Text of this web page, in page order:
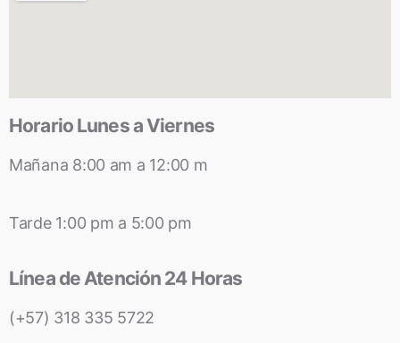
Horario Lunes a Viernes
Mañana 8:00 am a 12:00 m
Tarde 1:00 pm a 5:00 pm
Línea de Atención 24 Horas
(+57) 318 335 5722